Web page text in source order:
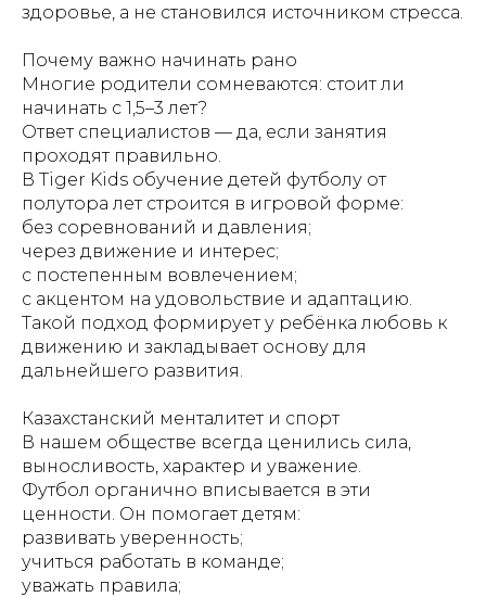
здоровье, а не становился источником стресса.
Почему важно начинать рано
Многие родители сомневаются: стоит ли
начинать с 1,5–3 лет?
Ответ специалистов — да, если занятия
проходят правильно.
В Tiger Kids обучение детей футболу от
полутора лет строится в игровой форме:
без соревнований и давления;
через движение и интерес;
с постепенным вовлечением;
с акцентом на удовольствие и адаптацию.
Такой подход формирует у ребёнка любовь к
движению и закладывает основу для
дальнейшего развития.
Казахстанский менталитет и спорт
В нашем обществе всегда ценились сила,
выносливость, характер и уважение.
Футбол органично вписывается в эти
ценности. Он помогает детям:
развивать уверенность;
учиться работать в команде;
уважать правила;